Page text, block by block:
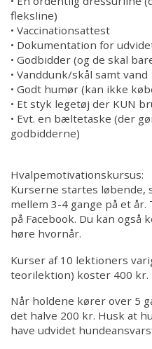
fleksline)
• Vaccinationsattest
• Dokumentation for
• Godbidder (og de skal
• Vanddunk/skål samt vand
• Godt humør (kan ikke
• Et styk legetøj der KUN
• Evt. en bæltetaske (der
godbidderne)
Hvalpemotivationskursus:
Kurserne startes løbende,
mellem 3-4 gange på et
på Facebook. Du kan
høre hvornår.
Kurser af 10 lektioners
teorilektion) koster 400 kr.
Når holdene kører over 5
det halve 200 kr. Husk at
have udvidet